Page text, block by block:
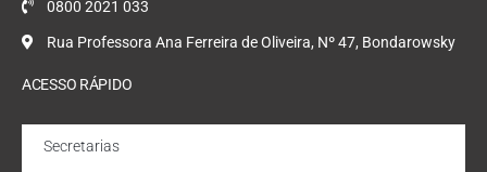
0800 2021 033
Rua Professora Ana Ferreira de Oliveira, Nº 47, Bondarowsky
ACESSO RÁPIDO
Secretarias